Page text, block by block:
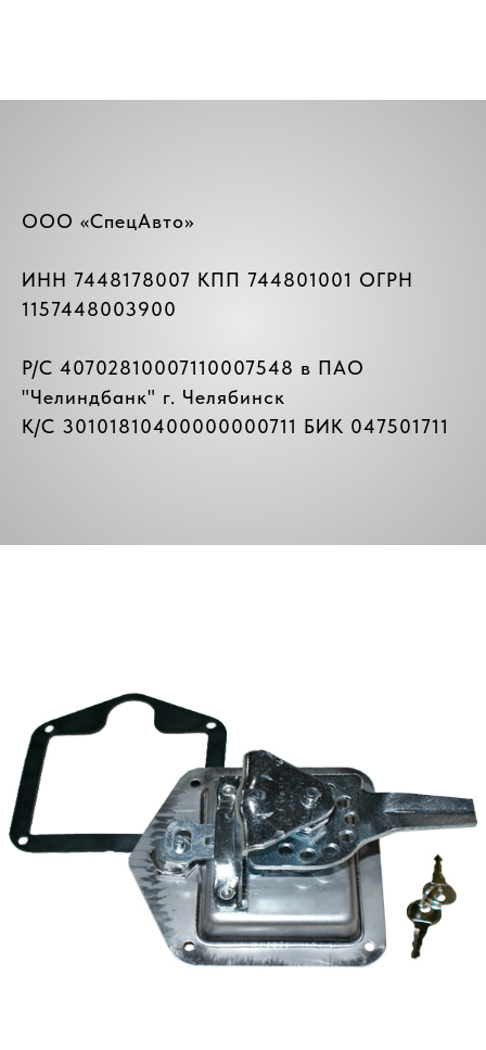
ООО «СпецАвто»
ИНН 7448178007 КПП 744801001 ОГРН
1157448003900
Р/C 40702810007110007548 в ПАО
"Челиндбанк" г. Челябинск
К/C 30101810400000000711 БИК 047501711